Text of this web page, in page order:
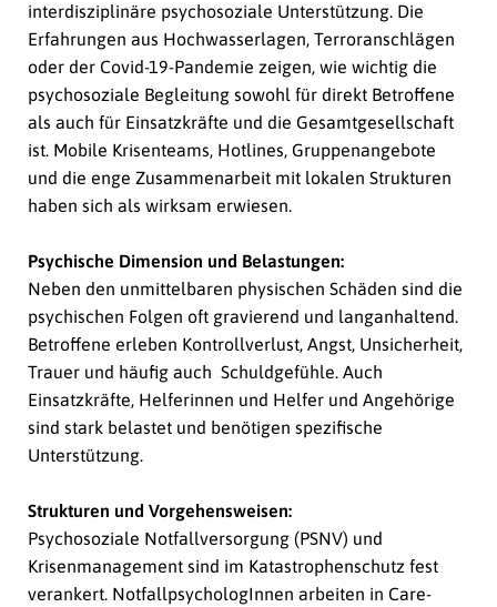
interdisziplinäre psychosoziale Unterstützung. Die
Erfahrungen aus Hochwasserlagen, Terroranschlägen
oder der Covid-19-Pandemie zeigen, wie wichtig die
psychosoziale Begleitung sowohl für direkt Betroffene
als auch für Einsatzkräfte und die Gesamtgesellschaft
ist. Mobile Krisenteams, Hotlines, Gruppenangebote
und die enge Zusammenarbeit mit lokalen Strukturen
haben sich als wirksam erwiesen.
Psychische Dimension und Belastungen:
Neben den unmittelbaren physischen Schäden sind die
psychischen Folgen oft gravierend und langanhaltend.
Betroffene erleben Kontrollverlust, Angst, Unsicherheit,
Trauer und häufig auch Schuldgefühle. Auch
Einsatzkräfte, Helferinnen und Helfer und Angehörige
sind stark belastet und benötigen spezifische
Unterstützung.
Strukturen und Vorgehensweisen:
Psychosoziale Notfallversorgung (PSNV) und
Krisenmanagement sind im Katastrophenschutz fest
verankert. NotfallpsychologInnen arbeiten in Care-